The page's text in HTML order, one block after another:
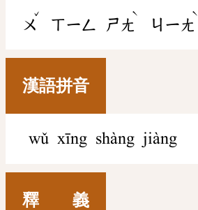
ㄨ
ˇ
ㄒㄧㄥ ㄕㄤ
ˋ
ㄐㄧㄤ
ˋ
漢語拼音
wǔ xīng shàng jiàng
釋 義